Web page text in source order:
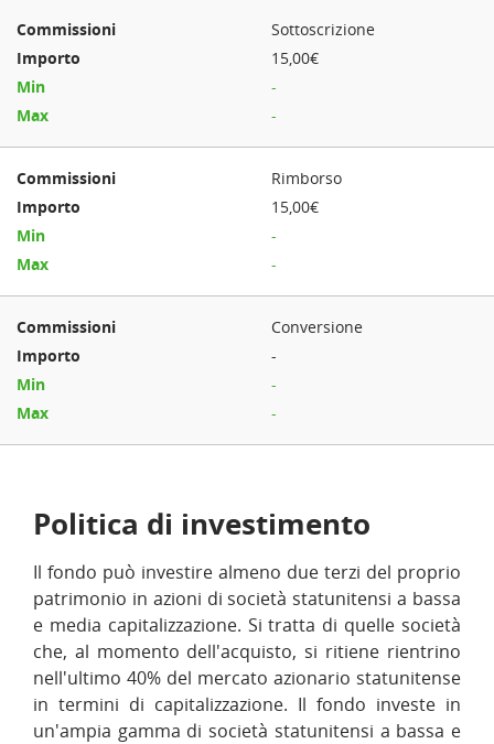
Sottoscrizione
15,00€
-
-
Rimborso
15,00€
-
-
Conversione
-
-
-
Politica di investimento
Il fondo può investire almeno due terzi del proprio
patrimonio in azioni di società statunitensi a bassa
e media capitalizzazione. Si tratta di quelle società
che, al momento dell'acquisto, si ritiene rientrino
nell'ultimo 40% del mercato azionario statunitense
in termini di capitalizzazione. Il fondo investe in
un'ampia gamma di società statunitensi a bassa e